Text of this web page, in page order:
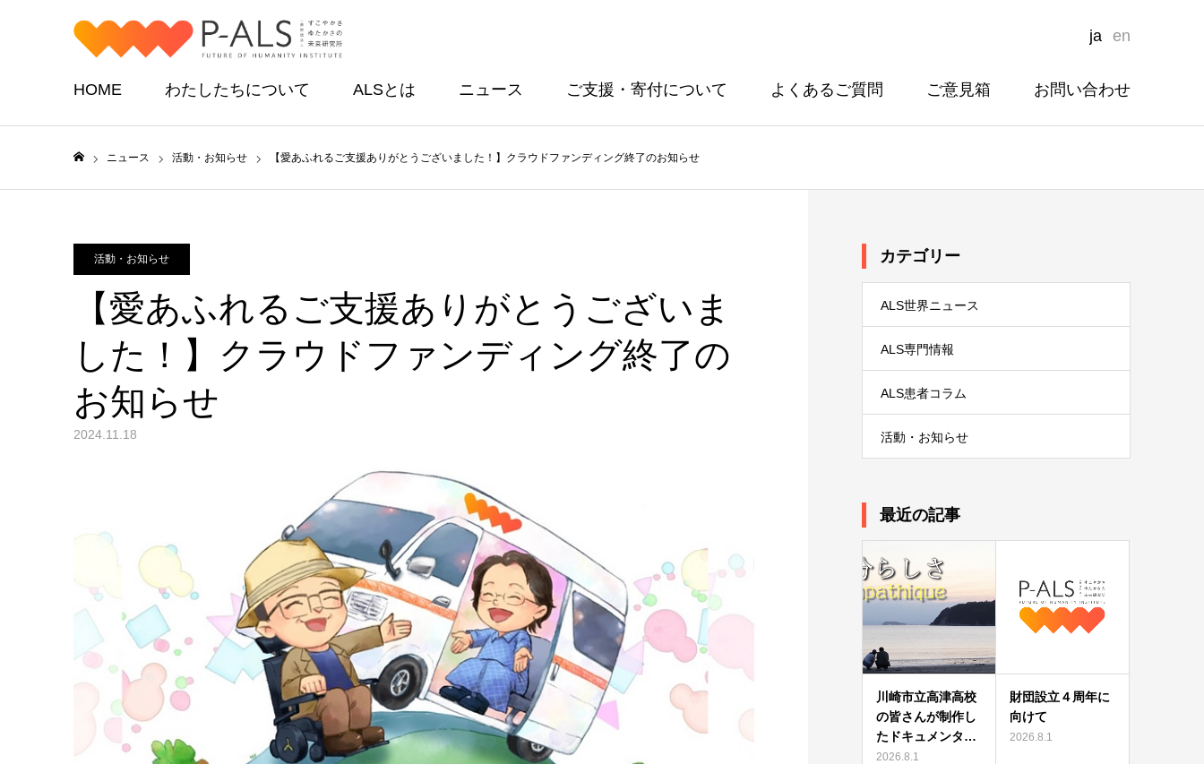
HOME わたしたちについて ALSとは ニュース ご支援・寄付について よくあるご質問 ご意見箱 お問い合わせ
ja en
ニュース 活動・お知らせ 【愛あふれるご支援ありがとうございました！】クラウドファンディング終了のお知らせ
活動・お知らせ
【愛あふれるご支援ありがとうございま
した！】クラウドファンディング終了の
お知らせ
2024.11.18
カテゴリー
ALS世界ニュース
ALS専門情報
ALS患者コラム
活動・お知らせ
最近の記事
川崎市立高津高校
の皆さんが制作し
たドキュメンタ…
2026.8.1
財団設立４周年に
向けて
2026.8.1